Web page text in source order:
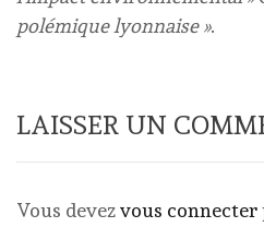
polémique lyonnaise ».
LAISSER UN
Vous devezvous connecter